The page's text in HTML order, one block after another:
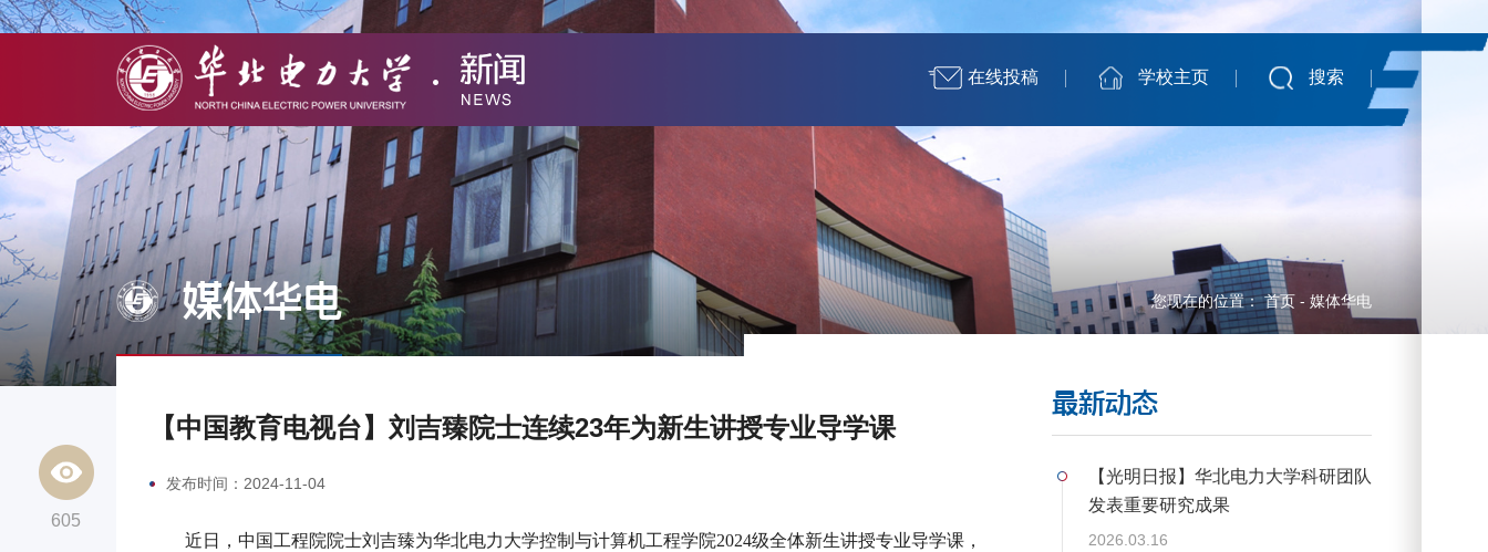
在线投稿 学校主页 搜索
您现在的位置： 首页 -媒体华电
媒体华电
【中国教育电视台】刘吉臻院士连续23年为新生讲授专业导学课
发布时间：2024-11-04
近日，中国工程院院士刘吉臻为华北电力大学控制与计算机工程学院2024级全体新生讲授专业导学课，
605
最新动态
【光明日报】华北电力大学科研团队
发表重要研究成果
2026.03.16